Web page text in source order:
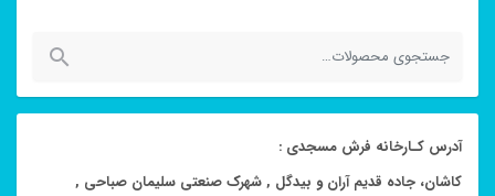
جستجو
آدرس کـارخانه فرش مسجدی :
کاشان، جاده قدیم آران و بیدگل , شهرک صنعتی سلیمان صباحی ,